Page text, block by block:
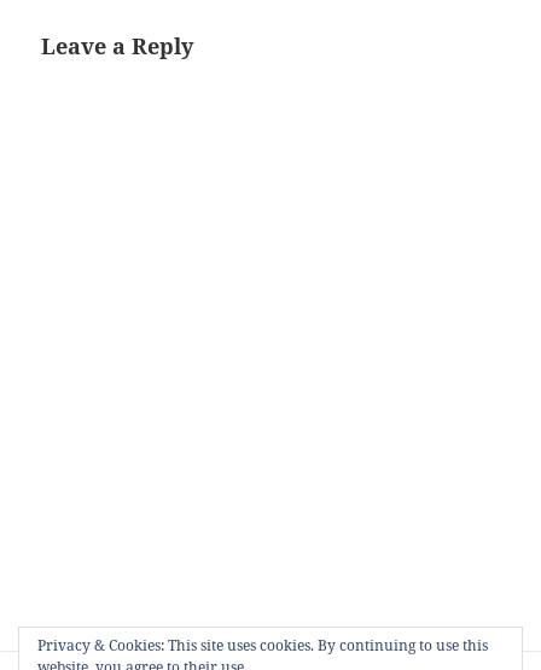
Leave a Reply
Privacy & Cookies: This site uses cookies. By continuing to use this